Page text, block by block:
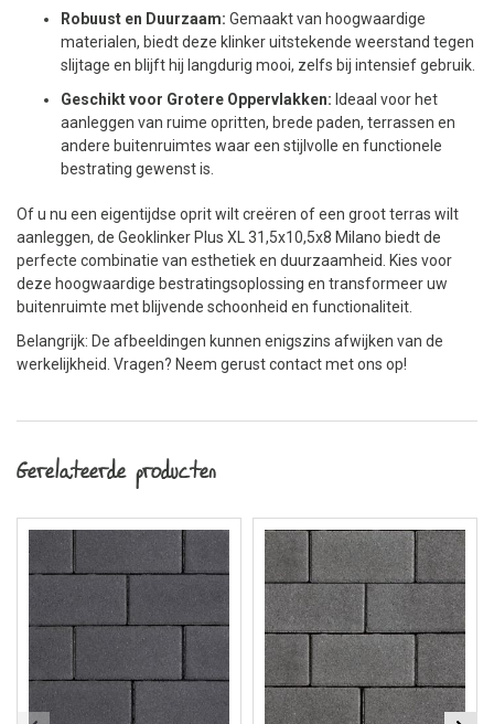
Robuust en Duurzaam: Gemaakt van hoogwaardige
materialen, biedt deze klinker uitstekende weerstand tegen
slijtage en blijft hij langdurig mooi, zelfs bij intensief gebruik.
Geschikt voor Grotere Oppervlakken: Ideaal voor het
aanleggen van ruime opritten, brede paden, terrassen en
andere buitenruimtes waar een stijlvolle en functionele
bestrating gewenst is.
Of u nu een eigentijdse oprit wilt creëren of een groot terras wilt
aanleggen, de Geoklinker Plus XL 31,5x10,5x8 Milano biedt de
perfecte combinatie van esthetiek en duurzaamheid. Kies voor
deze hoogwaardige bestratingsoplossing en transformeer uw
buitenruimte met blijvende schoonheid en functionaliteit.
Belangrijk: De afbeeldingen kunnen enigszins afwijken van de
werkelijkheid. Vragen? Neem gerust contact met ons op!
Gerelateerde producten